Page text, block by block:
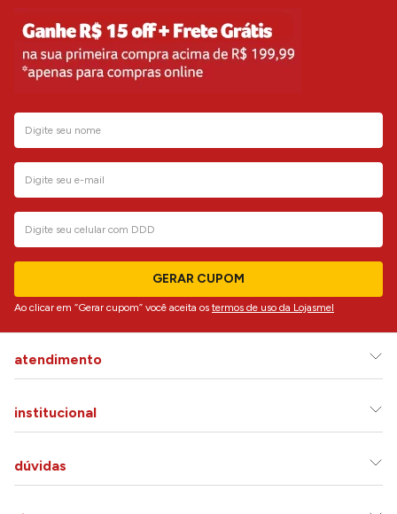
GERAR CUPOM
Ao clicar em “Gerar cupom” você aceita os termos de uso da Lojasmel
atendimento
institucional
dúvidas